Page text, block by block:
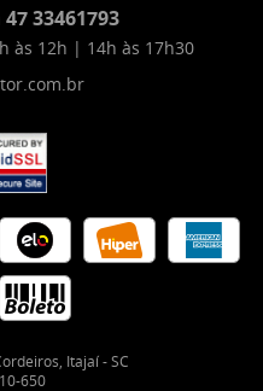
33461793
às 12h | 14h às 17h30
Itajaí-SC
650